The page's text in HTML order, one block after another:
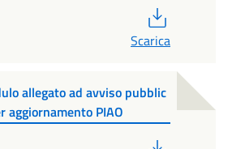
Scarica
allegato ad avviso pubblic
aggiornamento PIAO